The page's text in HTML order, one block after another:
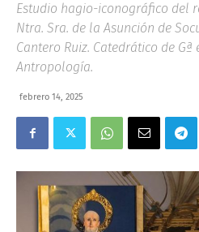
Estudio hagio-iconográfico del
Ntra. Sra. de la Asunción de
Cantero Ruiz. Catedrático de Gª
Antropología.
febrero 14, 2025